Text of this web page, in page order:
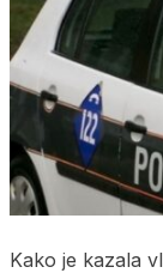
Kako je kazala